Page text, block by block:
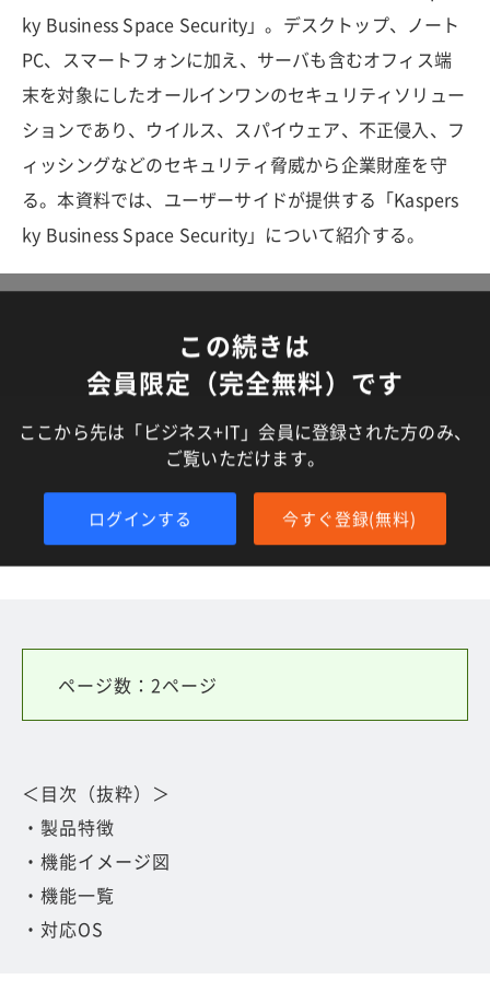
ky Business Space Security」。デスクトップ、ノート
PC、スマートフォンに加え、サーバも含むオフィス端
末を対象にしたオールインワンのセキュリティソリュー
ションであり、ウイルス、スパイウェア、不正侵入、フ
ィッシングなどのセキュリティ脅威から企業財産を守
る。本資料では、ユーザーサイドが提供する「Kaspers
ky Business Space Security」について紹介する。
この続きは
会員限定（完全無料）です
ここから先は「ビジネス+IT」会員に登録された方のみ、
ご覧いただけます。
ログインする 今すぐ登録(無料)
ページ数：2ページ
＜目次（抜粋）＞
・製品特徴
・機能イメージ図
・機能一覧
・対応OS